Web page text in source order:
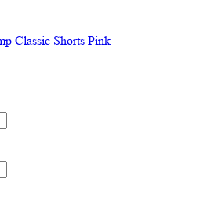
Classic Shorts Pink